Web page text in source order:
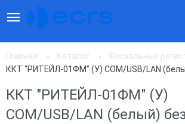
Главная Каталог
Фискальные
ККТ "РИТЕЙЛ-01ФМ" (У) COM/USB/LAN
ККТ "РИТЕЙЛ-01ФМ" (У)
COM/USB/LAN (белый)